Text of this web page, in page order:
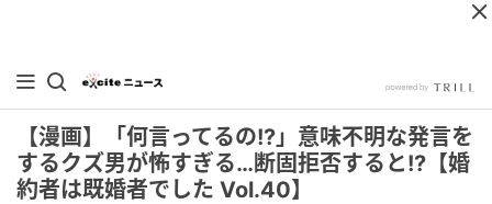
【漫画】「何言ってるの!?」意味不明な発言を
するクズ男が怖すぎる…断固拒否すると!?【婚
約者は既婚者でした Vol.40】